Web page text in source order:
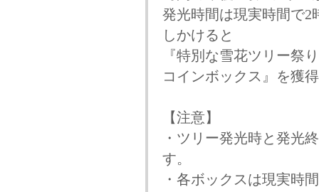
発光時間は現実時間で2
しかけると
『特別な雪花ツリー祭
コインボックス』を獲
【注意】
・ツリー発光時と発光
す。
・各ボックスは現実時